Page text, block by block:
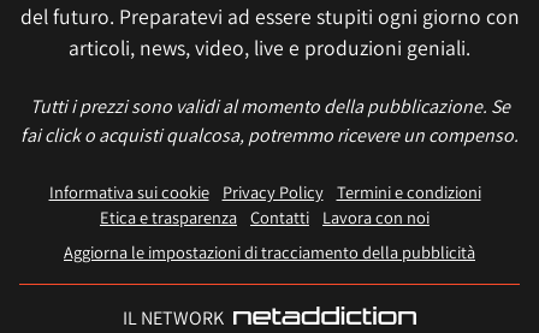
del futuro. Preparatevi ad essere stupiti ogni giorno con
articoli, news, video, live e produzioni geniali.
Tutti i prezzi sono validi al momento della pubblicazione. Se
fai click o acquisti qualcosa, potremmo ricevere un compenso.
Informativa sui cookie Privacy Policy
Termini e condizioni
Etica e trasparenza Contatti
Lavora con noi
Aggiorna le impostazioni di tracciamento della pubblicità
IL NETWORK